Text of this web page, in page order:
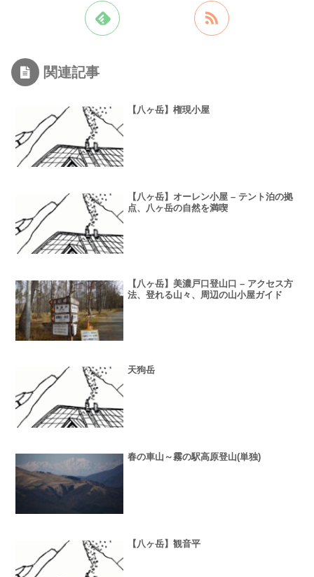
関連記事
【八ヶ岳】権現小屋
【八ヶ岳】オーレン小屋 – テント泊の拠
点、八ヶ岳の自然を満喫
【八ヶ岳】美濃戸口登山口 – アクセス方
法、登れる山々、周辺の山小屋ガイド
天狗岳
春の車山～霧の駅高原登山(単独)
【八ヶ岳】観音平